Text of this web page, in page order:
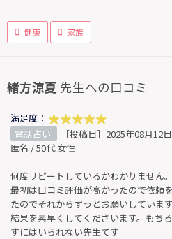
健康 家族
緒方涼夏 先生への口コミ
満足度：
電話占い
［投稿日］2025年08月12日
匿名 / 50代 女性
何度リピートしているかわかりません。
最初は口コミ評価が高かったので依頼
たのでそれからずっとお願いしていま
結果を素早くしてくださいます。もち
すにはいられない先生てす